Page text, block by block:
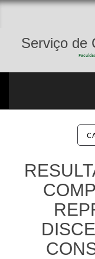
Serviço de